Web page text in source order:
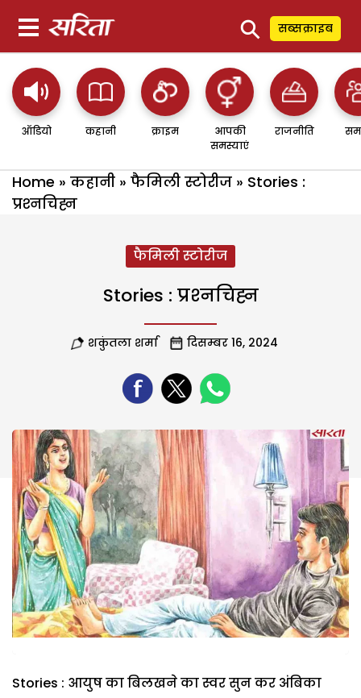
⚲ सब्सक्राइब
ऑडियो कहानी क्राइम
आपकी
समस्याएं
राजनीति
Home » कहानी » फैमिली स्टोरीज » Stories :
प्रश्‍नचिह्न
फैमिली स्टोरीज
Stories : प्रश्‍नचिह्न
शकुंतला शर्मा दिसम्बर 16, 2024
Stories : आयुष का बिलखने का स्वर सुन कर अंबिका